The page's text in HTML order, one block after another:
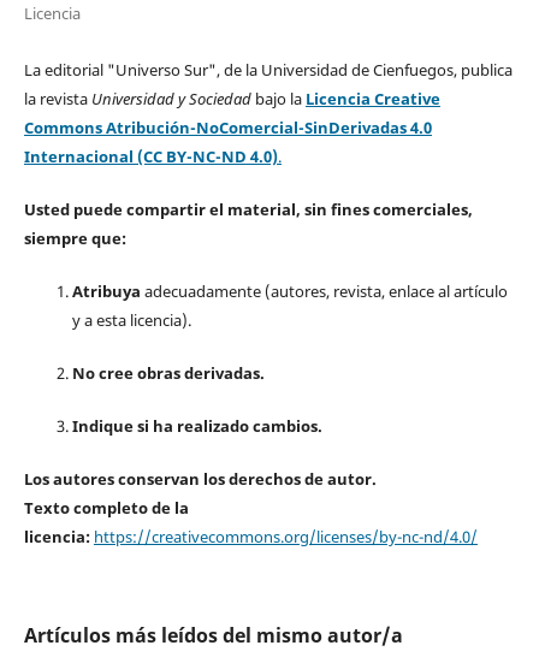
Licencia
La editorial "Universo Sur", de la Universidad de Cienfuegos, publica
la revista Universidad y Sociedad bajo la Licencia Creative
Commons Atribución-NoComercial-SinDerivadas 4.0
Internacional (CC BY-NC-ND 4.0).
Usted puede compartir el material, sin fines comerciales,
siempre que:
Atribuya adecuadamente (autores, revista, enlace al artículo
y a esta licencia).
No cree obras derivadas.
Indique si ha realizado cambios.
Los autores conservan los derechos de autor.
Texto completo de la
licencia: https://creativecommons.org/licenses/by-nc-nd/4.0/
Artículos más leídos del mismo autor/a